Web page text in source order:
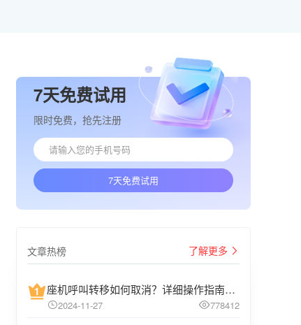
7天免费试用
限时免费，抢先注册
7天免费试用
文章热榜 了解更多
座机呼叫转移如何取消？详细操作指南介绍
2024-11-27 778412